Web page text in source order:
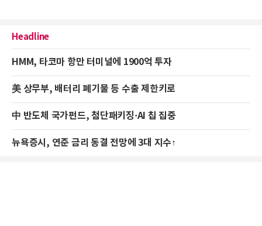
Headline
HMM, 타코마 항만 터미널에 1900억 투자
美 상무부, 배터리 폐기물 등 수출 제한키로
中 반도체 국가펀드, 첨단패키징·AI 칩 집중
뉴욕증시, 연준 금리 동결 전망에 3대 지수↑